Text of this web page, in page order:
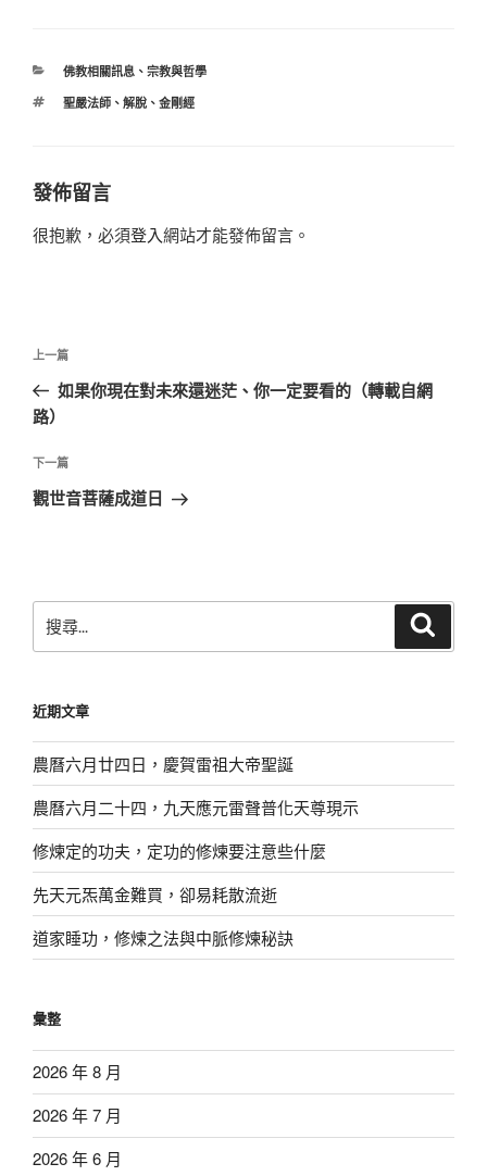
分
佛教相關訊息、 宗教與哲學
標
聖嚴法師、 解脫、 金剛經
發佈留言
很抱歉，必須登入網站才能發佈留言。
文
導
覽
上
一
篇
章
上一篇
如果你現在對未來還迷茫、你一定要看的（轉載自網
路）
下
一
下一篇
觀世音菩薩成道日
尋
字:
近期文章
農曆六月廿四日，慶賀雷祖大帝聖誕
農曆六月二十四，九天應元雷聲普化天尊現示
修煉定的功夫，定功的修煉要注意些什麼
先天元炁萬金難買，卻易耗散流逝
道家睡功，修煉之法與中脈修煉秘訣
彙整
2026 年 8 月
2026 年 7 月
2026 年 6 月